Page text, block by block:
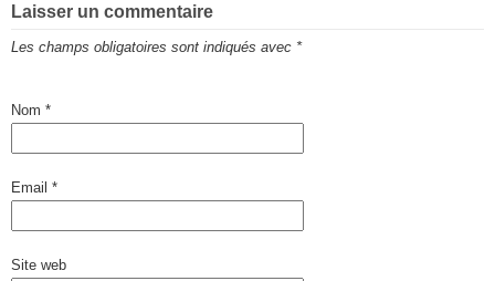
Laisser un commentaire
Les champs obligatoires sont indiqués avec *
Nom *
Email *
Site web